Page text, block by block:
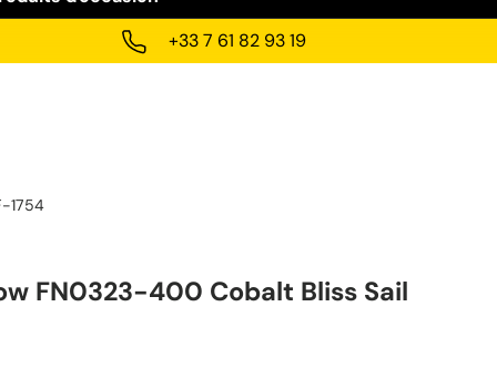
+33 7 61 82 93 19
1754
FN0323-400 Cobalt Bliss Sail